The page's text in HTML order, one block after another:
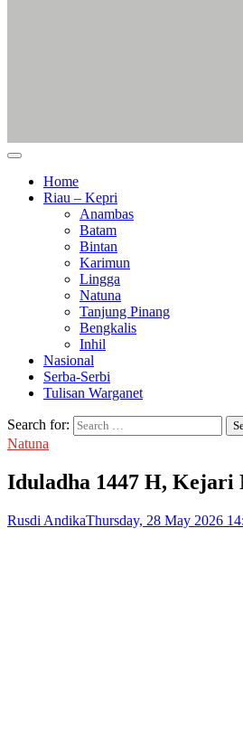
Home
Riau – Kepri
Anambas
Batam
Bintan
Karimun
Lingga
Natuna
Tanjung Pinang
Bengkalis
Inhil
Nasional
Serba-Serbi
Tulisan Warganet
Search for:
Natuna
Iduladha 1447 H, Kejari
Rusdi AndikaThursday, 28 May 2026